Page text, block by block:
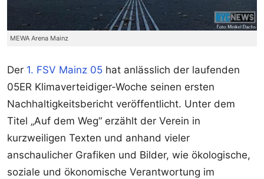
MEWA Arena Mainz
Der 1. FSV Mainz 05 hat anlässlich der laufenden
05ER Klimaverteidiger-Woche seinen ersten
Nachhaltigkeitsbericht veröffentlicht. Unter dem
Titel „Auf dem Weg“ erzählt der Verein in
kurzweiligen Texten und anhand vieler
anschaulicher Grafiken und Bilder, wie ökologische,
soziale und ökonomische Verantwortung im